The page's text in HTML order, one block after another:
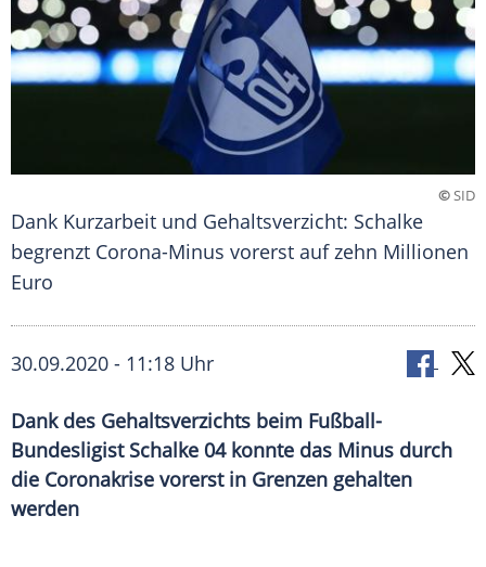
©SID
Dank Kurzarbeit und Gehaltsverzicht: Schalke
begrenzt Corona-Minus vorerst auf zehn Millionen
Euro
30.09.2020 - 11:18 Uhr
Dank des Gehaltsverzichts beim Fußball-
Bundesligist Schalke 04 konnte das Minus durch
die Coronakrise vorerst in Grenzen gehalten
werden